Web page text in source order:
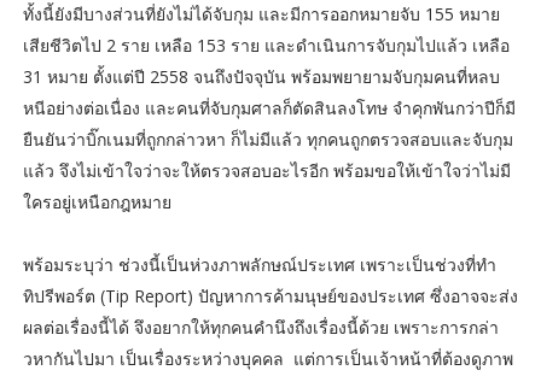
ทั้งนี้ยังมีบางส่วนที่ยังไม่ได้จับกุม และมีการออกหมายจับ 155 หมาย
เสียชีวิตไป 2 ราย เหลือ 153 ราย และดำเนินการจับกุมไปแล้ว เหลือ
31 หมาย ตั้งแต่ปี 2558 จนถึงปัจจุบัน พร้อมพยายามจับกุมคนที่หลบ
หนีอย่างต่อเนื่อง และคนที่จับกุมศาลก็ตัดสินลงโทษ จำคุกพันกว่าปีก็มี
ยืนยันว่าบิ๊กเนมที่ถูกกล่าวหา ก็ไม่มีแล้ว ทุกคนถูกตรวจสอบและจับกุม
แล้ว จึงไม่เข้าใจว่าจะให้ตรวจสอบอะไรอีก พร้อมขอให้เข้าใจว่าไม่มี
ใครอยู่เหนือกฎหมาย
พร้อมระบุว่า ช่วงนี้เป็นห่วงภาพลักษณ์ประเทศ เพราะเป็นช่วงที่ทำ
ทิปรีพอร์ต (Tip Report) ปัญหาการค้ามนุษย์ของประเทศ ซึ่งอาจจะส่ง
ผลต่อเรื่องนี้ได้ จึงอยากให้ทุกคนคำนึงถึงเรื่องนี้ด้วย เพราะการกล่า
วหากันไปมา เป็นเรื่องระหว่างบุคคล แต่การเป็นเจ้าหน้าที่ต้องดูภาพ